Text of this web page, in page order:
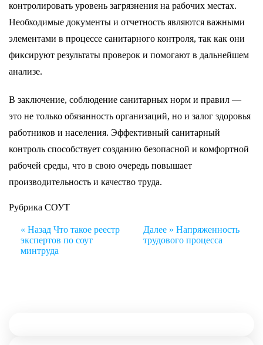
контролировать уровень загрязнения на рабочих местах.
Необходимые документы и отчетность являются важными
элементами в процессе санитарного контроля, так как они
фиксируют результаты проверок и помогают в дальнейшем
анализе.
В заключение, соблюдение санитарных норм и правил —
это не только обязанность организаций, но и залог здоровья
работников и населения. Эффективный санитарный
контроль способствует созданию безопасной и комфортной
рабочей среды, что в свою очередь повышает
производительность и качество труда.
Рубрика СОУТ
Навигация
записям
« Назад Что такое реестр
экспертов по соут
минтруда
Далее » Напряженность
трудового процесса